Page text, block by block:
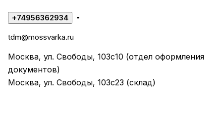
+74956362934
tdm@mossvarka.ru
Москва, ул. Свободы, 103с10 (отдел оформления
документов)
Москва, ул. Свободы, 103с23 (склад)